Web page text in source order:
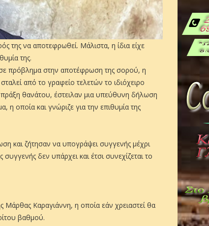
της να αποτεφρωθεί. Μάλιστα, η ίδια είχε
της.
πρόβλημα στην αποτέφρωση της σορού, η
από το γραφείο τελετών το ιδιόχειρο
θανάτου, έστειλαν μια υπεύθυνη δήλωση
η οποία και γνώριζε για την επιθυμία της
και ζήτησαν να υπογράψει συγγενής μέχρι
δεν υπάρχει και έτσι συνεχίζεται το
Μάρθας Καραγιάννη, η οποία εάν χρειαστεί θα
βαθμού.